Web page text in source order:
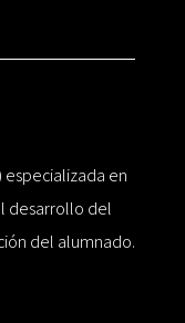
en
desarrollo del
del alumnado.